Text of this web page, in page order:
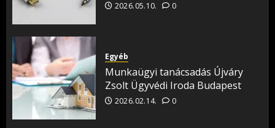
2026.05.10. 0
Egyéb
Munkaügyi tanácsadás Újváry
Zsolt Ügyvédi Iroda Budapest
2026.02.14. 0